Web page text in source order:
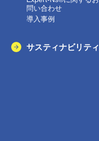
問い合わせ
導入事例
サスティナビリティ